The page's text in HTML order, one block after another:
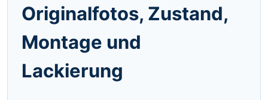
Originalfotos, Zustand,
Montage und
Lackierung